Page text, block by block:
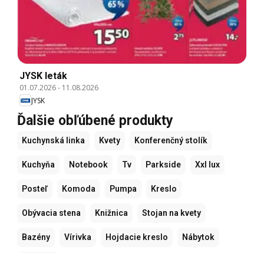
JYSK leták
01.07.2026- 11.08.2026
JYSK
Ďalšie obľúbené produkty
Kuchynská linka Kvety Konferenčný stolík
Kuchyňa Notebook Tv Parkside Xxl lux
Posteľ Komoda Pumpa Kreslo
Obývacia stena Knižnica Stojan na kvety
Bazény Vírivka Hojdacie kreslo Nábytok